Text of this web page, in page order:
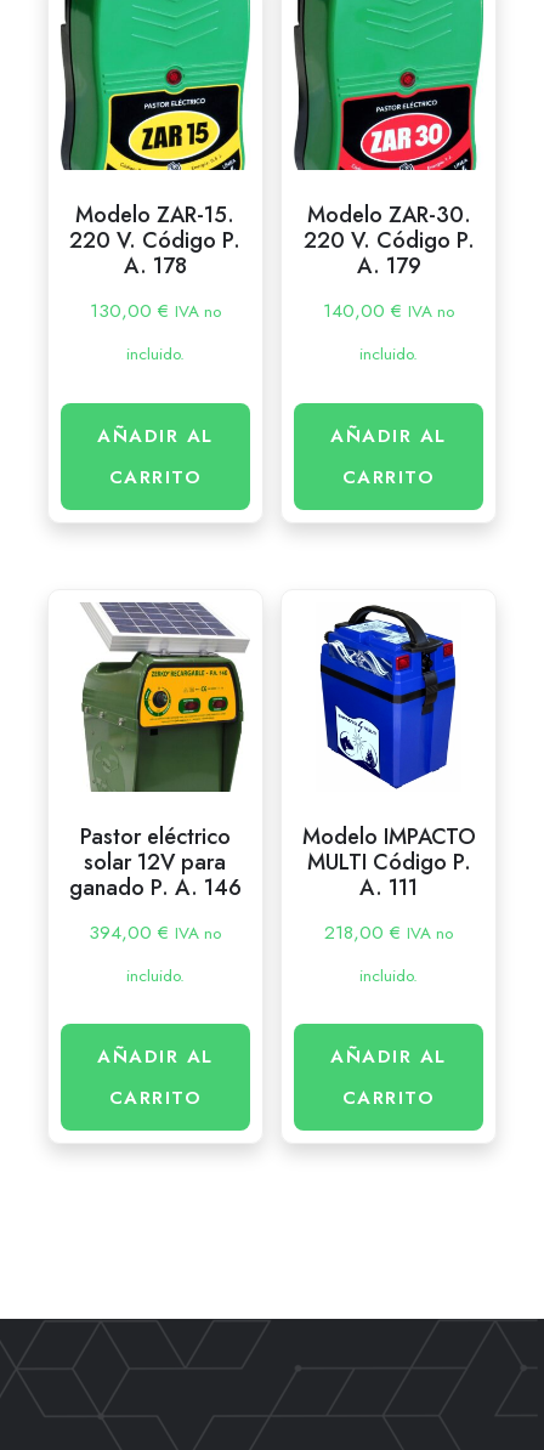
Modelo ZAR-15.
220 V. Código P.
A. 178
130,00 € IVA no
incluido.
AÑADIR AL
CARRITO
Modelo ZAR-30.
220 V. Código P.
A. 179
140,00€ IVA no
incluido.
AÑADIR AL
CARRITO
Pastor eléctrico
solar 12V para
ganado P. A. 146
394,00€ IVA no
incluido.
AÑADIR AL
CARRITO
Modelo IMPACTO
MULTI Código P.
A. 111
218,00€ IVA no
incluido.
AÑADIR AL
CARRITO